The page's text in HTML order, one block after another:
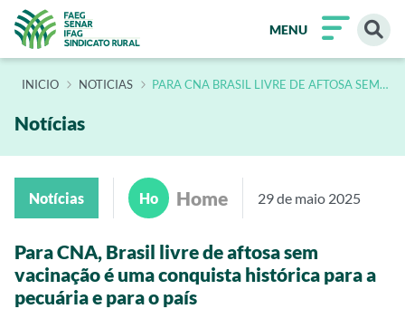
MENU
INÍCIO NOTICIAS PARA CNA BRASIL LIVRE DE AFTOSA SEM
Notícias
Notícias Ho Home 29 de maio 2025
Para CNA, Brasil livre de aftosa sem
vacinação é uma conquista histórica para a
pecuária e para o país